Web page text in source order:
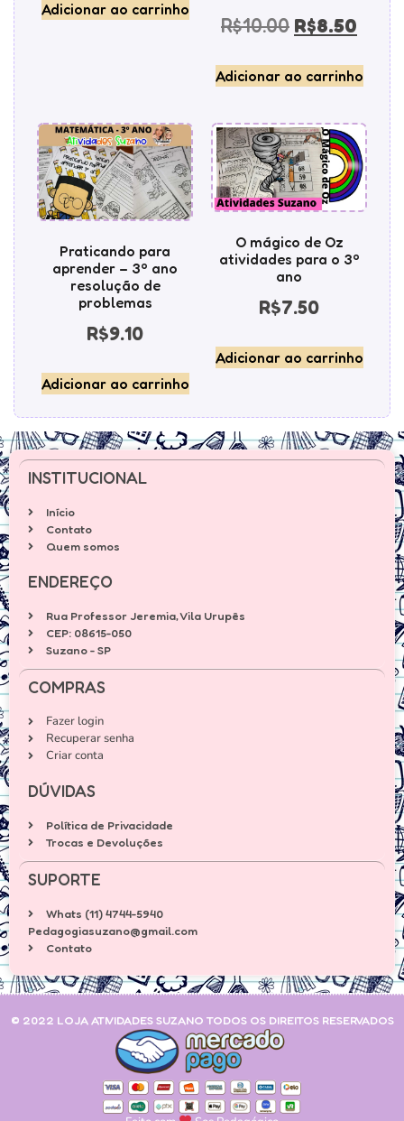
Adicionar ao carrinho
R$10.00 R$8.50
Adicionar ao carrinho
Praticando para
aprender – 3º ano
resolução de
problemas
R$9.10
Adicionar ao carrinho
O mágico de Oz
atividades para o 3º
ano
R$7.50
Adicionar ao carrinho
INSTITUCIONAL
Início
Contato
Quem somos
ENDEREÇO
Rua Professor Jeremia, Vila Urupês
CEP: 08615-050
Suzano - SP
COMPRAS
Fazer login
Recuperar senha
Criar conta
DÚVIDAS
Política de Privacidade
Trocas e Devoluções
SUPORTE
Whats (11) 4744-5940
Pedagogiasuzano@gmail.com
Contato
© 2022 LOJA ATIVIDADES SUZANO TODOS OS DIREITOS RESERVADOS